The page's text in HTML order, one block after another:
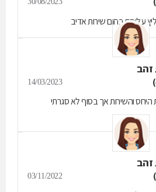
עליהם בחום שירות אדיב
זהב
14/03/2023
והשירות אך בסוף לא סגרתי
זהב
03/11/2022